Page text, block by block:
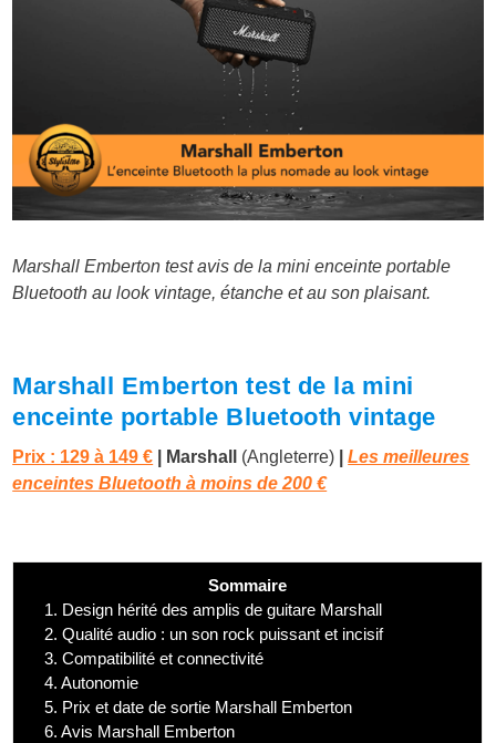
Marshall Emberton test avis de la mini enceinte portable
Bluetooth au look vintage, étanche et au son plaisant.
Marshall Emberton test de la mini
enceinte portable Bluetooth vintage
Prix : 129 à 149 € | Marshall (Angleterre) |Les meilleures
enceintes Bluetooth à moins de 200 €
Sommaire
1. Design hérité des amplis de guitare Marshall
2. Qualité audio : un son rock puissant et incisif
3. Compatibilité et connectivité
4. Autonomie
5. Prix et date de sortie Marshall Emberton
6. Avis Marshall Emberton